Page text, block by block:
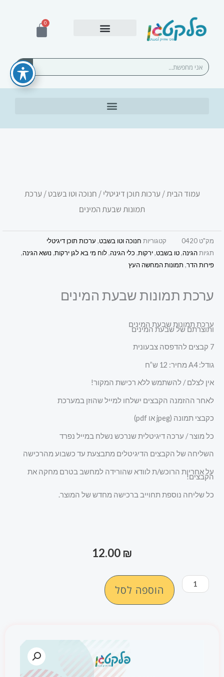
0
עגלת
חיפוש
עמוד הבית/ ערכות תוכן דיגיטלי/ חנוכה וטו בשבט/ ערכת
תמונות שבעת המינים
מק"ט 0420 קטגוריות חנוכה וטו בשבט, ערכות תוכן דיגיטלי
תגיותהגינה,טו בשבט,ירקות, כלי הגינה,לוח מי בא לגן ירקות, נושא הגינה,
פירות הדר, תמונות המחשה העץ
ערכת תמונות שבעת המינים
ערכת תמונות שבעת המינים
ותוצרתם של שבעת המינים
7 קבצים להדפסה צבעונית
גודל: A4 מחיר: 12 ש”ח
אין לצלם / להשתמש ללא רכישת המקור!
לאחר ההזמנה הקבצים ישלחו למייל שהוזן במערכת
כקבצי תמונה (jpeg או pdf)
כל מוצר / ערכה דיגיטלית שנרכש נשלח במייל נפרד
השליחה של הקבצים הדיגיטלים מתבצעת עד כשבוע מהרכישה
על אחריות הרוכש/ת לוודא שהורידה למחשב בטרם מחקה את
הקבצים!
כל שליחה נוספת תחוייב ברכישה מחדש של המוצר.
12.00 ₪
כמות
של
הוספה לסל